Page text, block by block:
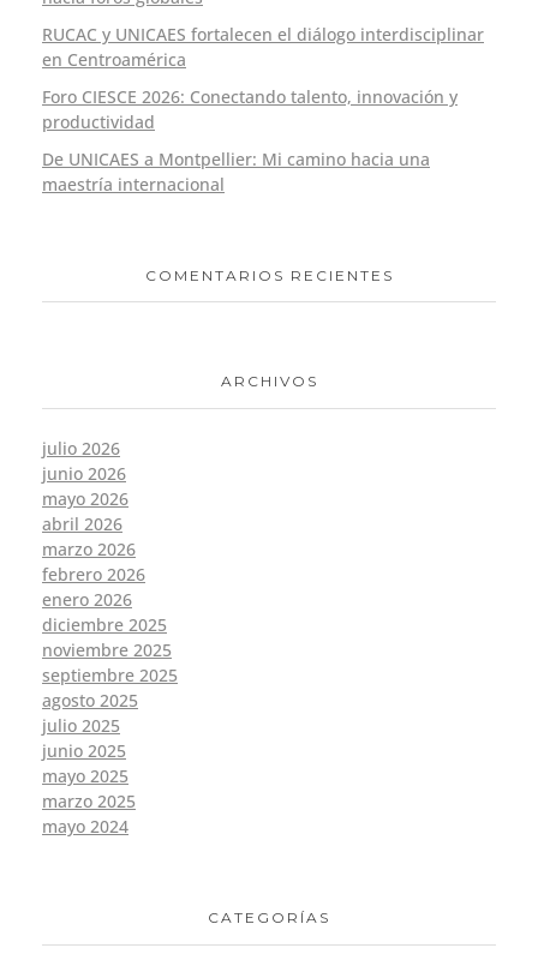
RUCAC y UNICAES fortalecen el diálogo interdisciplinar
en Centroamérica
Foro CIESCE 2026: Conectando talento, innovación y
productividad
De UNICAES a Montpellier: Mi camino hacia una
maestría internacional
COMENTARIOS RECIENTES
ARCHIVOS
julio 2026
junio 2026
mayo 2026
abril 2026
marzo 2026
febrero 2026
enero 2026
diciembre 2025
noviembre 2025
septiembre 2025
agosto 2025
julio 2025
junio 2025
mayo 2025
marzo 2025
mayo 2024
CATEGORÍAS